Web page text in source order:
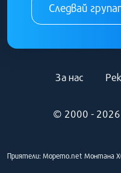
Следвай
© 2000 - 2026
За нас
Приятели: Морето.net Монтана